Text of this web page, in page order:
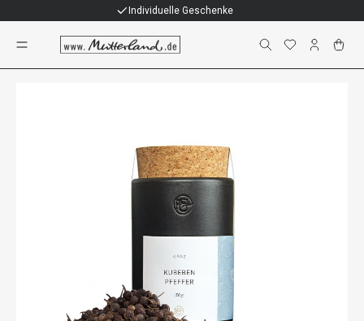
Individuelle Geschenke